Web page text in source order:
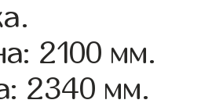
2100 мм.
2340 мм.